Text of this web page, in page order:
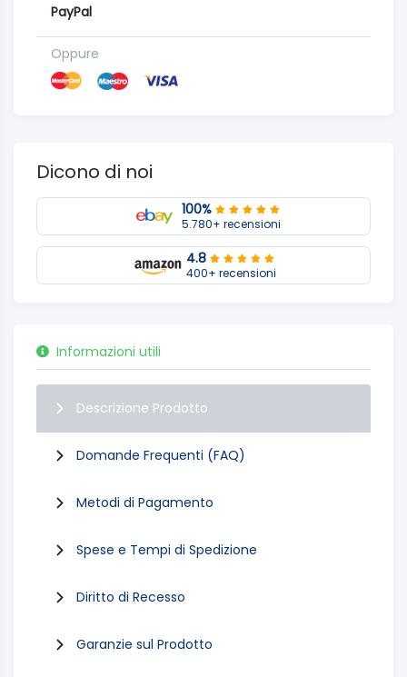
PayPal
Oppure
Dicono di noi
100%
5.780+ recensioni
4.8
400+ recensioni
Informazioni utili
Descrizione Prodotto
Domande Frequenti (FAQ)
Metodi di Pagamento
Spese e Tempi di Spedizione
Diritto di Recesso
Garanzie sul Prodotto